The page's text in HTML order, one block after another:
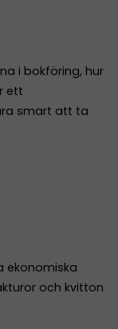
i bokföring, hur
ett
smart att ta
ekonomiska
och kvitton